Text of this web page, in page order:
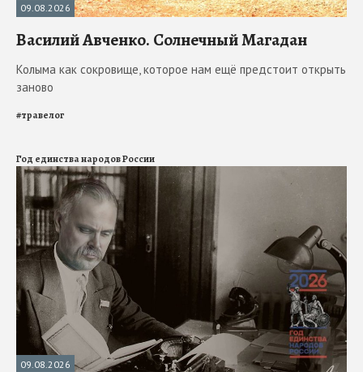
09.08.2026
Василий Авченко. Солнечный Магадан
Колыма как сокровище, которое нам ещё предстоит открыть
заново
#травелог
Год единства народов России
09.08.2026